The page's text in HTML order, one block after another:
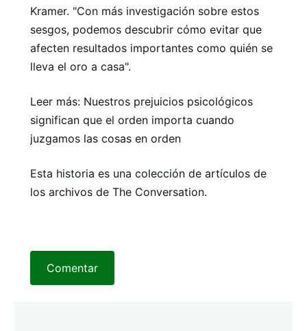
Kramer. "Con más investigación sobre estos
sesgos, podemos descubrir cómo evitar que
afecten resultados importantes como quién se
lleva el oro a casa".
Leer más: Nuestros prejuicios psicológicos
significan que el orden importa cuando
juzgamos las cosas en orden
Esta historia es una colección de artículos de
los archivos de The Conversation.
Comentar